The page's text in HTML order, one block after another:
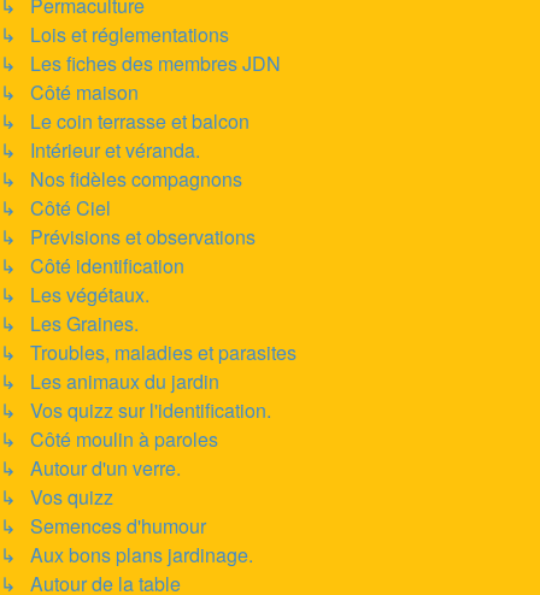
↳ Lois et réglementations
↳ Les fiches des membres JDN
↳ Côté maison
↳ Le coin terrasse et balcon
↳ Intérieur et véranda.
↳ Nos fidèles compagnons
↳ Côté Ciel
↳ Prévisions et observations
↳ Côté identification
↳ Les végétaux.
↳ Les Graines.
↳ Troubles, maladies et parasites
↳ Les animaux du jardin
↳ Vos quizz sur l'identification.
↳ Côté moulin à paroles
↳ Autour d'un verre.
↳ Vos quizz
↳ Semences d'humour
↳ Aux bons plans jardinage.
↳ Autour de la table